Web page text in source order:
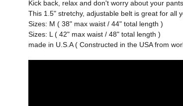
Kick back, relax and don't worry about your
This 1.5" stretchy, adjustable belt is great for all
Sizes: M ( 38" max waist / 44" total length )
Sizes: L ( 42" max waist / 48" total length )
made in U.S.A ( Constructed in the USA from